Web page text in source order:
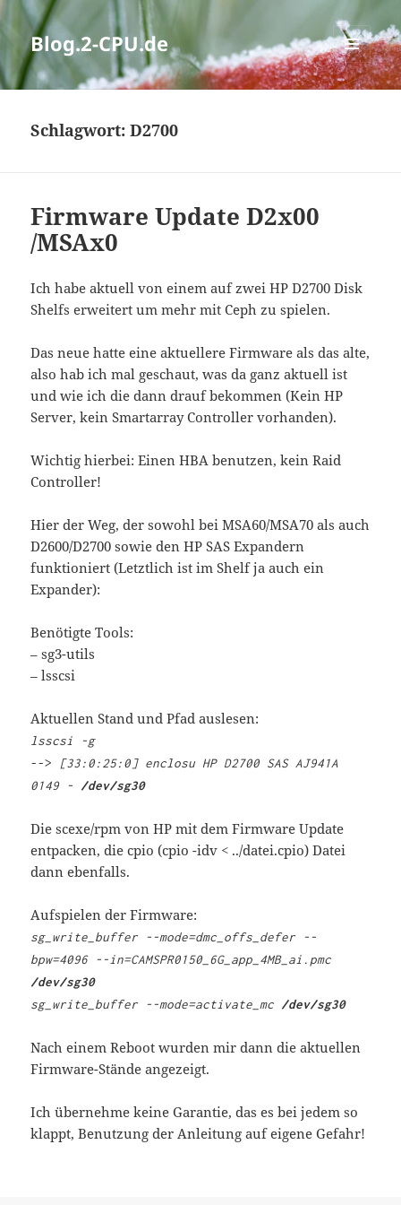
Blog.2-CPU.de
MENÜ
UND
Schlagwort:D2700
Firmware Update D2x00
/MSAx0
Ich habe aktuell von einem auf zwei HP D2700 Disk
Shelfs erweitert um mehr mit Ceph zu spielen.
Das neue hatte eine aktuellere Firmware als das alte,
also hab ich mal geschaut, was da ganz aktuell ist
und wie ich die dann drauf bekommen (Kein HP
Server, kein Smartarray Controller vorhanden).
Wichtig hierbei: Einen HBA benutzen, kein Raid
Controller!
Hier der Weg, der sowohl bei MSA60/MSA70 als auch
D2600/D2700 sowie den HP SAS Expandern
funktioniert (Letztlich ist im Shelf ja auch ein
Expander):
Benötigte Tools:
– sg3-utils
– lsscsi
Aktuellen Stand und Pfad auslesen:
lsscsi -g
--> [33:0:25:0] enclosu HP D2700 SAS AJ941A
0149 - /dev/sg30
Die scexe/rpm von HP mit dem Firmware Update
entpacken, die cpio (cpio -idv < ../datei.cpio) Datei
dann ebenfalls.
Aufspielen der Firmware:
sg_write_buffer --mode=dmc_offs_defer --
bpw=4096 --in=CAMSPR0150_6G_app_4MB_ai.pmc
/dev/sg30
sg_write_buffer --mode=activate_mc /dev/sg30
Nach einem Reboot wurden mir dann die aktuellen
Firmware-Stände angezeigt.
Ich übernehme keine Garantie, das es bei jedem so
klappt, Benutzung der Anleitung auf eigene Gefahr!